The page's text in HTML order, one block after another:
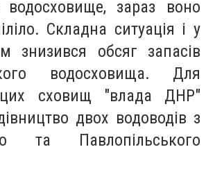
водосховище, зараз воно
Складна ситуація і у
знизився обсяг запасів
водосховища. Для
сховищ "влада ДНР"
двох водоводів з
та Павлопільського